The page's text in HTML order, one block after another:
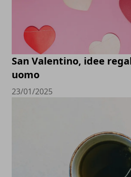
San Valentino, idee
uomo
23/01/2025